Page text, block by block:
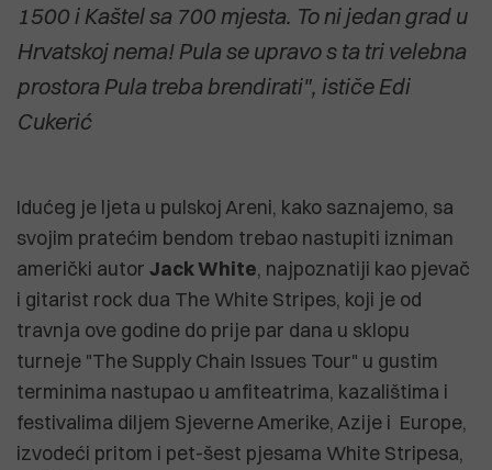
1500 i Kaštel sa 700 mjesta. To ni jedan grad u
Hrvatskoj nema! Pula se upravo s ta tri velebna
prostora Pula treba brendirati", ističe Edi
Cukerić
Idućeg je ljeta u pulskoj Areni, kako saznajemo, sa
svojim pratećim bendom trebao nastupiti izniman
američki autor Jack White, najpoznatiji kao pjevač
i gitarist rock dua The White Stripes, koji je od
travnja ove godine do prije par dana u sklopu
turneje "The Supply Chain Issues Tour" u gustim
terminima nastupao u amfiteatrima, kazalištima i
festivalima diljem Sjeverne Amerike, Azije i Europe,
izvodeći pritom i pet-šest pjesama White Stripesa,